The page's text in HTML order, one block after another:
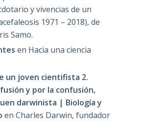
y vivencias de un
1971 – 2018), de
Samo.
en Hacia una ciencia
un joven cientifista 2.
y por la confusión,
darwinista | Biología y
en Charles Darwin, fundador